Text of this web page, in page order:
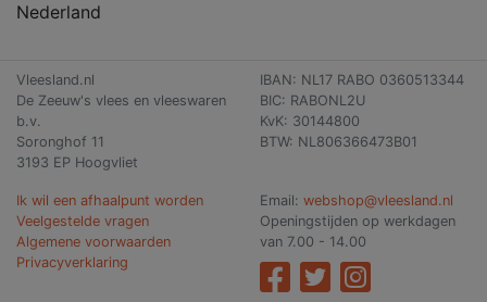
Nederland
Vleesland.nl
De Zeeuw's vlees en vleeswaren
b.v.
Soronghof 11
3193 EP Hoogvliet
IBAN: NL17 RABO 0360513344
BIC: RABONL2U
KvK: 30144800
BTW: NL806366473B01
Ik wil een afhaalpunt worden
Veelgestelde vragen
Algemene voorwaarden
Privacyverklaring
Email: webshop@vleesland.nl
Openingstijden op werkdagen
van 7.00 - 14.00